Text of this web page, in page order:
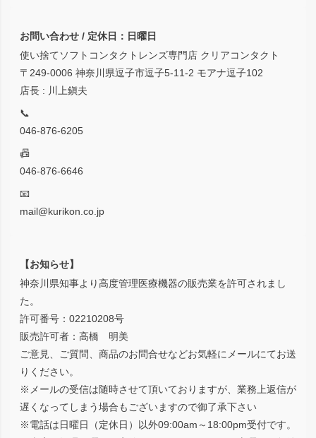
お問い合わせ / 定休日：日曜日
使い捨てソフトコンタクトレンズ専門店 クリアコンタクト
〒249-0006 神奈川県逗子市逗子5-11-2 モアナ逗子102
店長 : 川上鎭夫
📞
046-876-6205
📠
046-876-6646
📧
mail@kurikon.co.jp
【お知らせ】
神奈川県知事より高度管理医療機器の販売業を許可されまし
た。
許可番号：02210208号
販売許可者：高橋 明美
ご意見、ご質問、商品のお問合せなどお気軽にメールにてお送
りください。
※メールの受信は随時させて頂いておりますが、業務上返信が
遅くなってしまう場合もございますので御了承下さい
※電話は日曜日（定休日）以外09:00am～18:00pm受付です。